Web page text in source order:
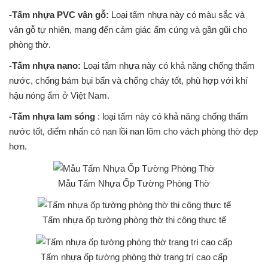
-Tấm nhựa PVC vân gỗ: Loại tấm nhựa này có màu sắc và
vân gỗ tự nhiên, mang đến cảm giác ấm cúng và gần gũi cho
phòng thờ.
-Tấm nhựa nano: Loại tấm nhựa này có khả năng chống thấm
nước, chống bám bụi bẩn và chống cháy tốt, phù hợp với khí
hậu nóng ẩm ở Việt Nam.
-Tấm nhựa lam sóng : loại tấm này có khả năng chống thấm
nước tốt, điểm nhấn có nan lồi nan lõm cho vách phòng thờ đẹp
hơn.
Mẫu Tấm Nhựa Ốp Tường Phòng Thờ
Tấm nhựa ốp tường phòng thờ thi công thực tế
Tấm nhựa ốp tường phòng thờ trang trí cao cấp